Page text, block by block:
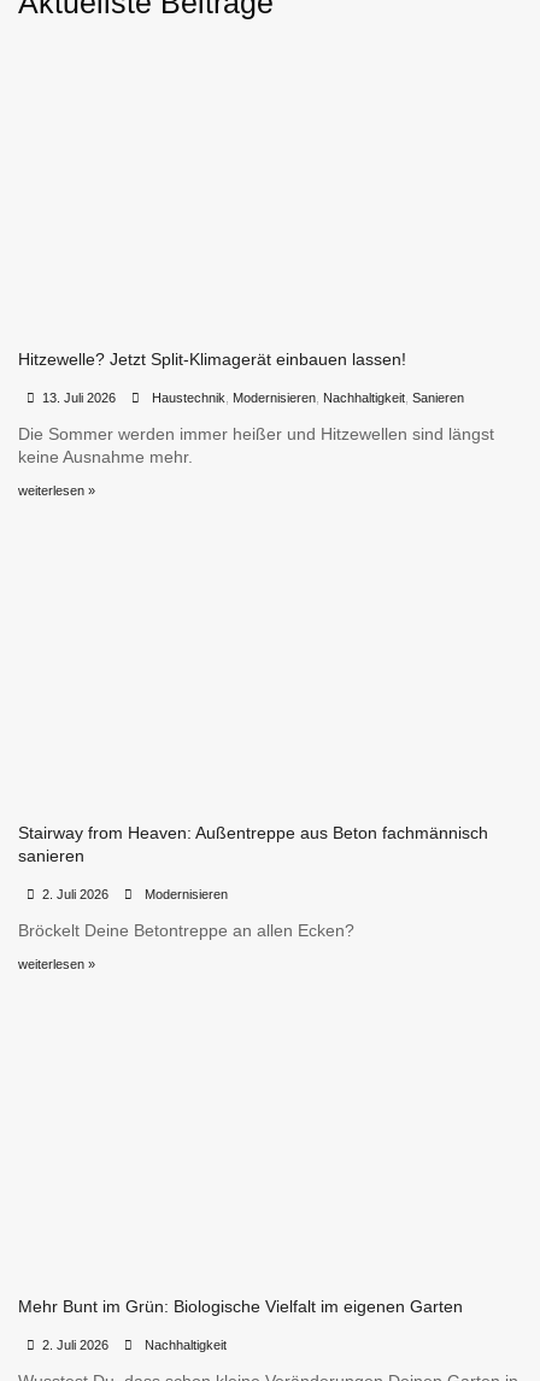
Hitzewelle? Jetzt Split-Klimagerät einbauen lassen!
13. Juli 2026 Haustechnik Modernisieren, Nachhaltigkeit, Sanieren
Die Sommer werden immer heißer und Hitzewellen sind längst
keine Ausnahme mehr.
weiterlesen »
Stairway from Heaven: Außentreppe aus Beton fachmännisch
sanieren
2. Juli 2026 Modernisieren
Bröckelt Deine Betontreppe an allen Ecken?
weiterlesen »
Mehr Bunt im Grün: Biologische Vielfalt im eigenen Garten
2. Juli 2026 Nachhaltigkeit